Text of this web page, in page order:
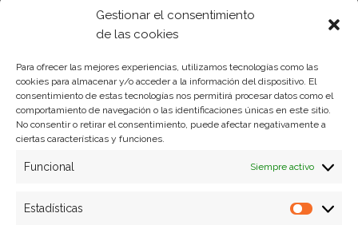
Gestionar el consentimiento
de las cookies
Para ofrecer las mejores experiencias, utilizamos tecnologías como las
cookies para almacenar y/o acceder a la información del dispositivo. El
consentimiento de estas tecnologías nos permitirá procesar datos como el
comportamiento de navegación o las identificaciones únicas en este sitio.
No consentir o retirar el consentimiento, puede afectar negativamente a
ciertas características y funciones.
Funcional Siempre activo
Estadísticas
Política de Cookies
Política de privacidad
Formas de pago
Plazos y condiciones de envio
Politica de devoluciones